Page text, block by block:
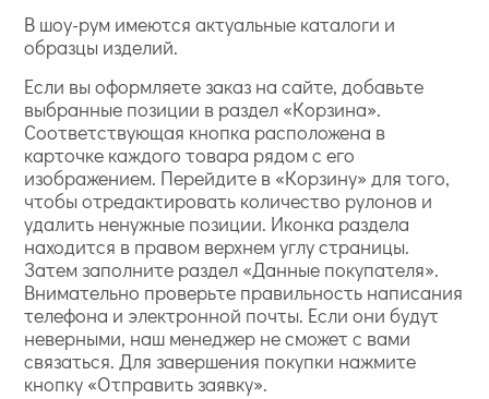
В шоу-рум имеются актуальные каталоги и
образцы изделий.
Если вы оформляете заказ на сайте, добавьте
выбранные позиции в раздел «Корзина».
Соответствующая кнопка расположена в
карточке каждого товара рядом с его
изображением. Перейдите в «Корзину» для того,
чтобы отредактировать количество рулонов и
удалить ненужные позиции. Иконка раздела
находится в правом верхнем углу страницы.
Затем заполните раздел «Данные покупателя».
Внимательно проверьте правильность написания
телефона и электронной почты. Если они будут
неверными, наш менеджер не сможет с вами
связаться. Для завершения покупки нажмите
кнопку «Отправить заявку».